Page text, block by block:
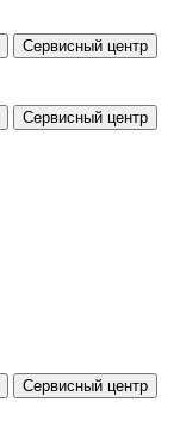
Сервисный центр
Сервисный центр
Сервисный центр